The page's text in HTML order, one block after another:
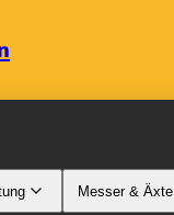
Messer & Äxte